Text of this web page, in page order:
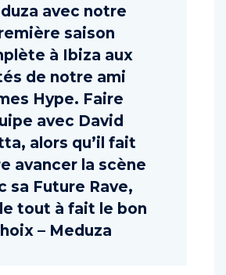
avec notre
saison
à Ibiza aux
de notre ami
Hype. Faire
avec David
alors qu’il fait
avancer la scène
sa Future Rave,
tout à fait le bon
– Meduza